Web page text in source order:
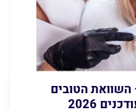
השוואת הטובים
2026